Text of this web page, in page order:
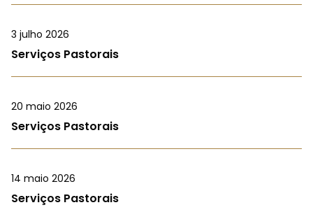
3 julho 2026
Serviços Pastorais
20 maio 2026
Serviços Pastorais
14 maio 2026
Serviços Pastorais